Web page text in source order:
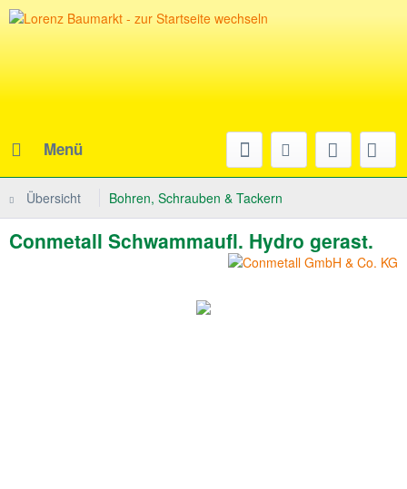
Menü
Übersicht Bohren, Schrauben & Tackern
Conmetall Schwammaufl. Hydro gerast.